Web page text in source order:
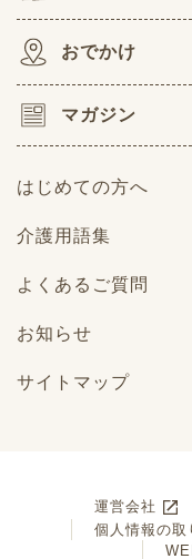
おでかけ
マガジン
はじめての方へ
介護用語集
よくあるご質問
お知らせ
サイトマップ
運営会社
個人情報の取